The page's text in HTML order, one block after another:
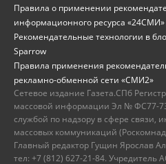
Правила о применении
информационного ресурса «24СМИ»
Рекомендательные технологии в
Sparrow
Правила применения
рекламно-обменной сети «СМИ2»
Сетевое издание Газета.СПб
массовой информации Эл № ФС77-
службой по надзору в сфере связи,
массовых коммуникаций
Главный редактор Гущин Ярослав
тел: +7 (812) 627-21-84.